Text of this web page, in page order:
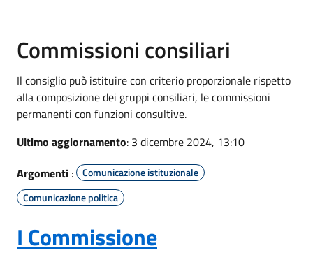
Commissioni consiliari
Il consiglio può istituire con criterio proporzionale rispetto
alla composizione dei gruppi consiliari, le commissioni
permanenti con funzioni consultive.
Ultimo aggiornamento: 3 dicembre 2024, 13:10
Argomenti :
Comunicazione istituzionale
Comunicazione politica
I Commissione